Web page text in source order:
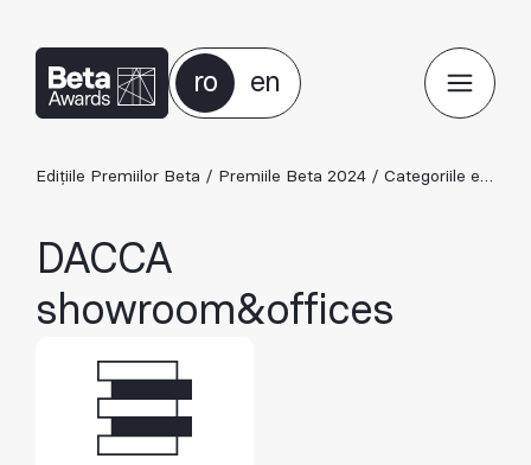
ro en
Edițiile Premiilor Beta / Premiile Beta 2024 / Categoriile ediției 2024
DACCA
showroom&offices